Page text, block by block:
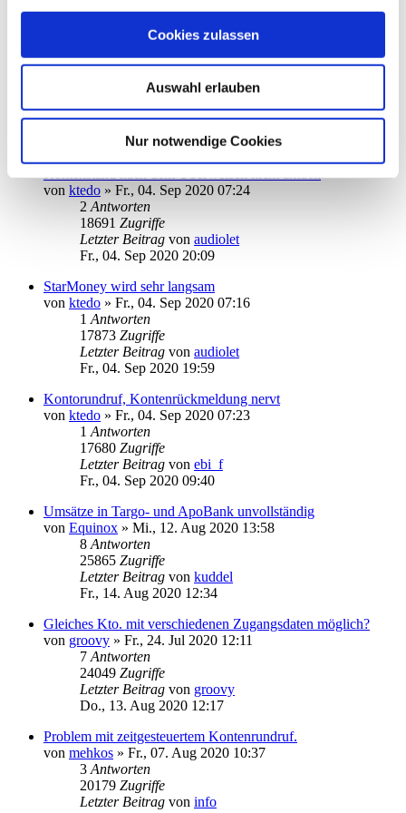
Cookies zulassen
Auswahl erlauben
Nur notwendige Cookies
Letzter Beitragvonebi_f
Do., 12. Nov 2020 15:40
Import von gesendeten Überweisungen aus VRNetworld
Antworten
32566Zugriffe
Di., 27. Okt 2020 00:18
von ktedo » Fr., 04. Sep 2020 07:24
2 Antworten
18691 Zugriffe
Letzter Beitrag von audiolet
Fr., 04. Sep 2020 20:09
StarMoney wird sehr langsam
von ktedo » Fr., 04. Sep 2020 07:16
1 Antworten
17873 Zugriffe
Letzter Beitrag von audiolet
Fr., 04. Sep 2020 19:59
Kontorundruf, Kontenrückmeldung nervt
von ktedo » Fr., 04. Sep 2020 07:23
1 Antworten
17680 Zugriffe
Letzter Beitrag von ebi_f
Fr., 04. Sep 2020 09:40
Umsätze in Targo- und ApoBank unvollständig
von Equinox » Mi., 12. Aug 2020 13:58
8 Antworten
25865 Zugriffe
Letzter Beitrag von kuddel
Fr., 14. Aug 2020 12:34
Gleiches Kto. mit verschiedenen Zugangsdaten möglich?
von groovy » Fr., 24. Jul 2020 12:11
7 Antworten
24049 Zugriffe
Letzter Beitrag von groovy
Do., 13. Aug 2020 12:17
Problem mit zeitgesteuertem Kontenrundruf.
von mehkos » Fr., 07. Aug 2020 10:37
3 Antworten
20179 Zugriffe
Letzter Beitrag von info